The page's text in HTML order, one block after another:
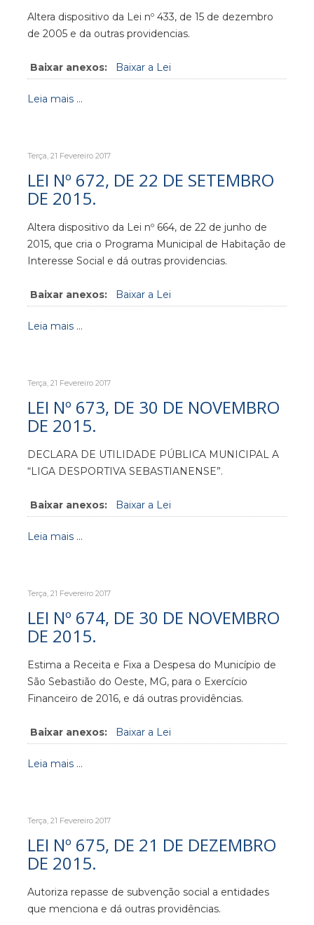
Altera dispositivo da Lei nº 433, de 15 de dezembro
de 2005 e da outras providencias.
Baixar anexos: Baixar a Lei
Leia mais ...
Terça, 21 Fevereiro 2017
LEI Nº 672, DE 22 DE SETEMBRO
DE 2015.
Altera dispositivo da Lei nº 664, de 22 de junho de
2015, que cria o Programa Municipal de Habitação de
Interesse Social e dá outras providencias.
Baixar anexos: Baixar a Lei
Leia mais ...
Terça, 21 Fevereiro 2017
LEI Nº 673, DE 30 DE NOVEMBRO
DE 2015.
DECLARA DE UTILIDADE PÚBLICA MUNICIPAL A
“LIGA DESPORTIVA SEBASTIANENSE”.
Baixar anexos: Baixar a Lei
Leia mais ...
Terça, 21 Fevereiro 2017
LEI Nº 674, DE 30 DE NOVEMBRO
DE 2015.
Estima a Receita e Fixa a Despesa do Município de
São Sebastião do Oeste, MG, para o Exercício
Financeiro de 2016, e dá outras providências.
Baixar anexos: Baixar a Lei
Leia mais ...
Terça, 21 Fevereiro 2017
LEI Nº 675, DE 21 DE DEZEMBRO
DE 2015.
Autoriza repasse de subvenção social a entidades
que menciona e dá outras providências.